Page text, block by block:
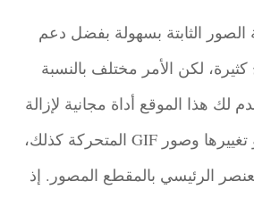
الصور الثابتة بسهولة بفضل دعم
لكن الأمر مختلف بالنسبة
لك هذا الموقع أداة مجانية لإزالة
خلفية الفيديوهات و تغييرها وصور GIF المتحركة كذلك،
الرئيسي بالمقطع المصور. إذ